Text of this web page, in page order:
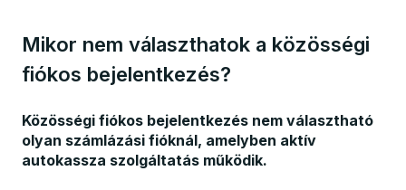
Mikor nem választhatok a közösségi
fiókos bejelentkezés?
Közösségi fiókos bejelentkezés nem választható
olyan számlázási fióknál, amelyben aktív
autokassza szolgáltatás működik.